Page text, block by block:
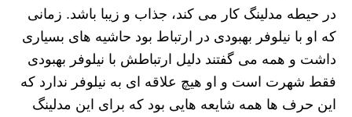
در حیطه مدلینگ کار می کند، جذاب و زیبا باشد. زمانی
که او با نیلوفر بهبودی در ارتباط بود حاشیه های بسیاری
داشت و همه می گفتند دلیل ارتباطش با نیلوفر بهبودی
فقط شهرت است و او هیچ علاقه ای به نیلوفر ندارد که
این حرف ها همه شایعه هایی بود که برای این مدلینگ